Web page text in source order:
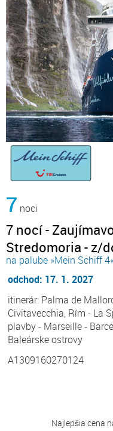
7 noci
7 nocí -
Stredomoria - z/
na palube »Mein Schiff
odchod: 17. 1. 2027
itinerár: Palma de
Civitavecchia, Rím - La
plavby - Marseille -
Baleárske ostrovy
A1309160270124
Najlepšia cena